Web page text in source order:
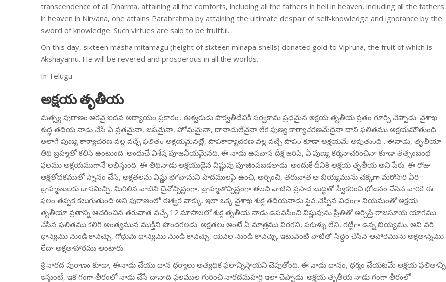
transcendence of all Dharma, attaining all the comforts, including all the fathers in hell in heaven, including all the fathers
in heaven in Nirvana, one attains Parabrahma by attaining the ultimate despair of self-knowledge and ignorance by the
sword of knowledge. Such virtues are said to be fruitful.
On this day, sixteen masha mitamagu (height of sixteen minapa shells) donated gold to Vipruna, the fruit of which is
Akshayamu. He will be revered and prosperous in all the worlds.
In Telugu
అక్షయ తృతీయ
మత్స్య పురాణం అరవై ఐదవ అధ్యాయం ప్రకారం.. ఈశ్వరుడు పార్వతీదేవికి సర్వకామ ప్రథమైన అక్షయ తృతీయ వ్రతం గూర్చి చెప్పాడు. వైశాఖ
శుద్ధ తదియ నాడు చేసే ఏ వ్రతమైనా, జపమైనా, హోమమైనా, దానాదులేవైనా లేక పుణ్య కార్యాచరణమేదైనా దాని ఫలితము అక్షయమౌతుంది.
అలాగే పుణ్య కార్యాచరణ వల్ల వచ్చే ఫలితం అక్షయమైనట్లే, పాపకార్యాచరణ వల్ల వచ్చే పాపం కూడా అక్షయమే అవుతుంది . ఈనాడు, తృతీయా
తిథి బ్రహ్మతో కలిసి ఉంటుంది. అందుచే విశేష పూజనీయమైనది. ఈ నాడు ఉపవాస దీక్ష జరిపి, ఏ పుణ్య కర్మనాచరించినా కూడా తత్సంబంధ
ఫలము అక్షయముగానే లభిస్తుంది. ఈ తిథినాడు అక్షయుడైన విష్ణువు పూజింపబడతాడు. అందుకే దీనికి అక్షయ తృతీయ అని పేరు. ఈ రోజు
అక్షతోదకముతో స్నానం చేసి, అక్షతలను విష్ణు భగవానుని పాదములపై ఉంచి, అర్చించి, తరువాత ఆ బియ్యమును చక్కగా మరోసారి ఏరి
బ్రాహ్మణులకు దానమిచ్చి, మిగిలిన వాటిని దైవోచ్చిష్టంగా, బ్రాహ్మణోచ్చిష్టంగా తలచి వాటిని ప్రసాద బుద్ధితో స్వీకరించి భోజనం చేసిన వారికి ఈ
ఫలం తప్పక కలుగుతుంది అని పురాణంలో ఈశ్వర వాక్కు. ఇలా ఒక్క వైశాఖ శుక్ల తదియనాడు పైన చెప్పిన విధంగా నియమంతో అక్షయ
తృతీయా వ్రతాన్ని ఆచరించిన తరువాత వచ్చే 12 మాసాలలో శుక్ల తృతీయ నాడు ఉపవసించి విష్ణువును ప్రీతితో అర్చిస్తే రాజసూయ యాగము
చేసిన ఫలితము కలిగి అంత్యమున ముక్తిని పొందగలడు. అక్షతలు అంటే ఏ మాత్రము విరగని, పగుళ్ళు లేని, గట్టిగా ఉన్న బియ్యము. అవి వరి
ధాన్యము నుండి కావచ్చు, గోధుమ ధాన్యము నుండి కావచ్చు, యవల నుండి కావచ్చు. ఇటువంటి వాటితో సిద్ధం చేసిన ఆహారమును అక్షతాన్నము
లేదా అక్షతాహారము అంటారు.
శ్రీ నారద పురాణం కూడా, ఈనాడు చేయు దాన ధర్మాలు అత్యధిక ఫలాన్నిస్తాయని చెపుతోంది. ఈ నాడు దానం, ధర్మం చేయటమే అక్షయ ఫలితాన్ని
ఇస్తుంటే, ఇక గంగా తీరంలో నాడు చేసే దానాది ఫలముల గురించి నారదమహర్షి ఇలా చెప్పాడు. అక్షయ తృతీయ నాడు గంగా తీరంలో